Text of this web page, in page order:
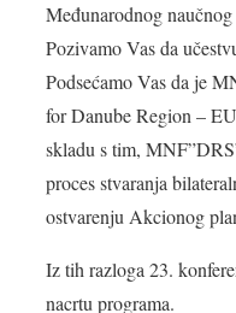
Međunarodnog
Pozivamo Vas da
Podsećamo Vas da je
for Danube Region –
skladu s tim,
proces stvaranja
ostvarenju Akcionog
Iz tih razloga 23.
nacrtu programa.